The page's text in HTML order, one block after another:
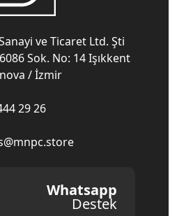
ve Ticaret Ltd. Şti
Sok. No: 14 Işıkkent
/ İzmir
29 26
Whatsapp
Destek